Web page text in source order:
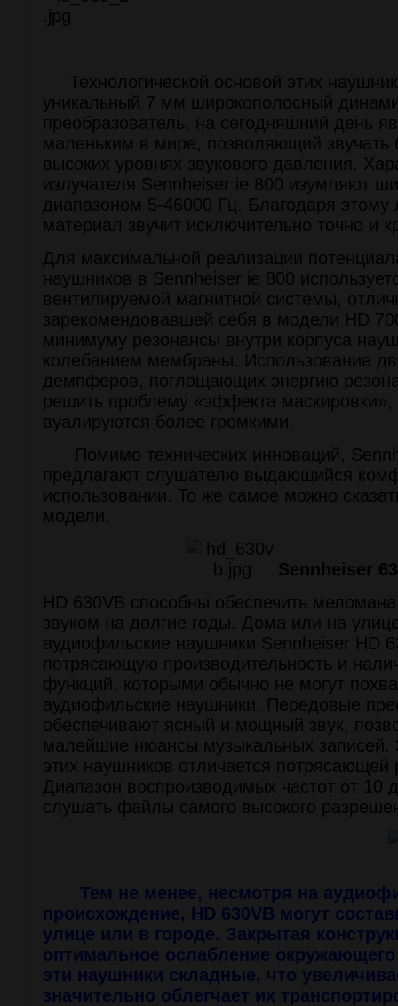
Технологической основой этих
уникальный 7 мм широкополосный
преобразователь, на сегодняшний день
маленьким в мире, позволяющий звучать
высоких уровнях звукового давления.
излучателя Sennheiser ie 800 изумляют
диапазоном 5-46000 Гц. Благодаря
материал звучит исключительно точно и
Для максимальной реализации
наушников в Sennheiser ie 800
вентилируемой магнитной системы,
зарекомендовавшей себя в модели HD
минимуму резонансы внутри корпуса
колебанием мембраны. Использование
демпферов, поглощающих энергию
решить проблему «эффекта маскировки»,
вуалируются более громкими.
Помимо технических инноваций,
предлагают слушателю выдающийся
использовании. То же самое можно
модели.
Sennheiser
HD 630VB способны обеспечить
звуком на долгие годы. Дома или на
аудиофильские наушники Sennheiser HD
потрясающую производительность и
функций, которыми обычно не могут
аудиофильские наушники. Передовые
обеспечивают ясный и мощный звук,
малейшие нюансы музыкальных записей.
этих наушников отличается потрясающей
Диапазон воспроизводимых частот от 10
слушать файлы самого высокого
Тем не менее, несмотря на
происхождение, HD 630VB могут
улице или в городе. Закрытая
оптимальное ослабление
эти наушники складные, что
значительно облегчает их